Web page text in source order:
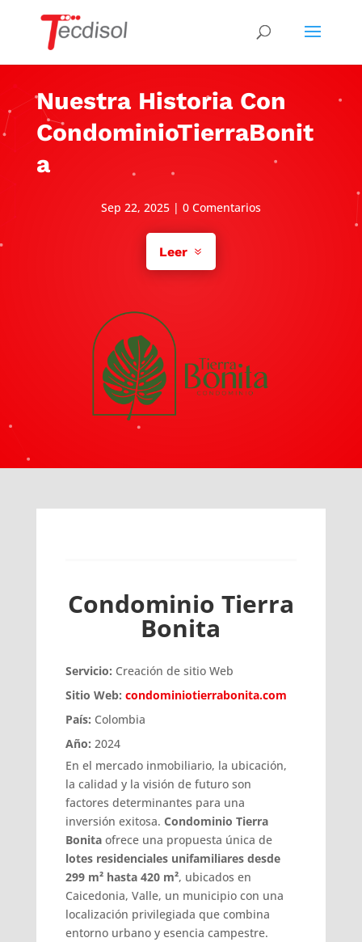
Nuestra Historia Con
CondominioTierraBonit
a
Sep 22, 2025| 0 Comentarios
Leer
Condominio Tierra
Bonita
Servicio: Creación de sitio Web
Sitio Web: condominiotierrabonita.com
País: Colombia
Año: 2024
En el mercado inmobiliario, la ubicación,
la calidad y la visión de futuro son
factores determinantes para una
inversión exitosa. Condominio Tierra
Bonitaofrece una propuesta única de
lotes residenciales unifamiliares desde
299 m² hasta 420 m², ubicados en
Caicedonia, Valle, un municipio con una
localización privilegiada que combina
entorno urbano y esencia campestre.